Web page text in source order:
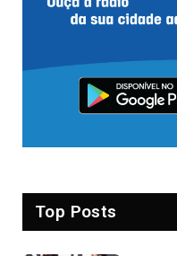
Top Posts